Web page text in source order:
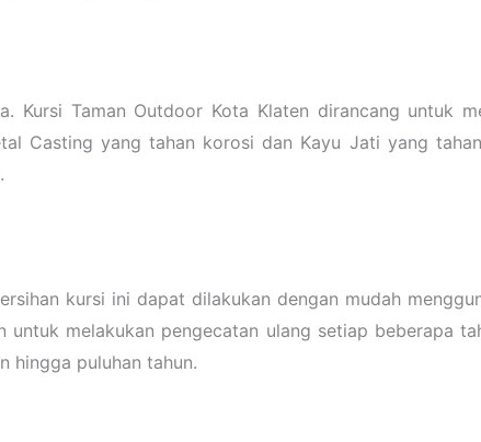
Taman Outdoor Kota Klaten dirancang untuk
Casting yang tahan korosi dan Kayu Jati yang
kursi ini dapat dilakukan dengan mudah
melakukan pengecatan ulang setiap beberapa
hingga puluhan tahun.